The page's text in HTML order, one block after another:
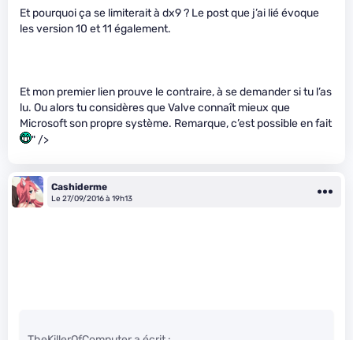
Et pourquoi ça se limiterait à dx9 ? Le post que j’ai lié évoque
les version 10 et 11 également.
Et mon premier lien prouve le contraire, à se demander si tu l’as
lu. Ou alors tu considères que Valve connaît mieux que
Microsoft son propre système. Remarque, c’est possible en fait
" />
Cashiderme
Le 27/09/2016 à 19h13